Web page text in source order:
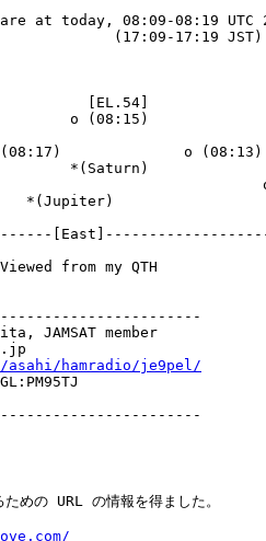
at today, 08:09-08:19 UTC
(17:09-17:19 JST)
[EL.54]
o (08:15)
o (08:13)
*(Saturn)
*(Jupiter)
from my QTH
JAMSAT member
hamradio/je9pel/
めの URL の情報を得ました。